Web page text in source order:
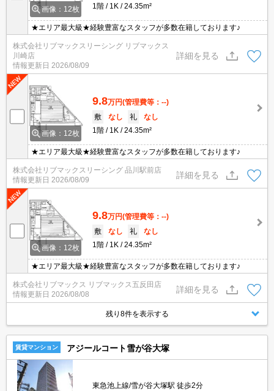
画像：12枚
1階
1K 24.35m²
★エリア最大級★経験豊富なスタッフが多数在籍しております♪
株式会社リブマックスリーシング リブマックス
川崎店
情報更新日 2026/08/09
詳細を見る
画像：12枚
9.8万円(管理費等：--)
敷
なし 礼
なし
1階
1K 24.35m²
★エリア最大級★経験豊富なスタッフが多数在籍しております♪
株式会社リブマックスリーシング 品川駅前店
情報更新日 2026/08/09
詳細を見る
画像：12枚
9.8万円(管理費等：--)
敷
なし 礼
なし
1階
1K 24.35m²
★エリア最大級★経験豊富なスタッフが多数在籍しております♪
株式会社リブマックス リブマックス五反田店
情報更新日 2026/08/08
詳細を見る
残り8件を表示する
賃貸マンション アジールコート雪が谷大塚
東急池上線/雪が谷大塚駅 徒歩2分